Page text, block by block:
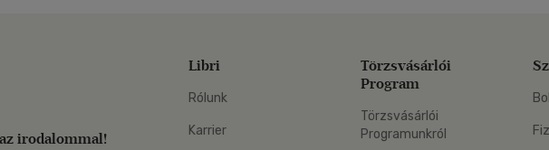
irodalommal!
Libri
Rólunk
Karrier
Törzsvásárlói
Program
Törzsvásárlói
Programunkról